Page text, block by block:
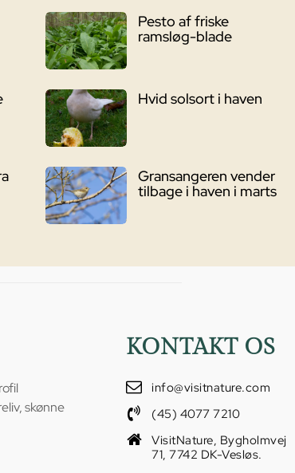
Pesto af friske
ramsløg-blade
Hvid solsort i haven
Gransangeren vender
tilbage i haven i marts
skønne
KONTAKT OS
info@visitnature.com
(45) 4077 7210
VisitNature, Bygholmvej
71, 7742 DK-Vesløs.